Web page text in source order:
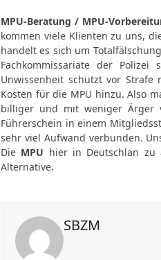
MPU-Beratung / MPU-
kommen viele Klienten zu uns,
handelt es sich um
Fachkommissariate der
Unwissenheit schützt vor
Kosten für die MPU hinzu. Also
billiger und mit weniger Ärger
Führerschein in einem
sehr viel Aufwand verbunden.
Die MPU hier in Deutschlan zu
Alternative.
SBZM